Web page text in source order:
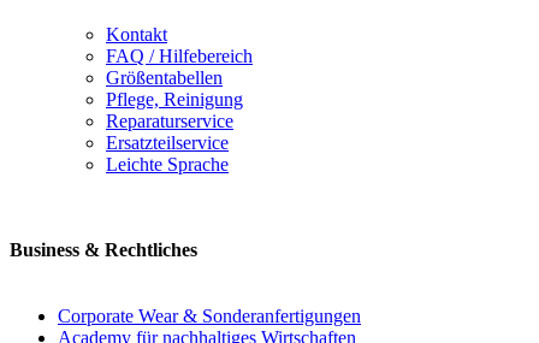
Kontakt
FAQ / Hilfebereich
Größentabellen
Pflege, Reinigung
Reparaturservice
Ersatzteilservice
Leichte Sprache
Business & Rechtliches
Corporate Wear & Sonderanfertigungen
Academy für nachhaltiges Wirtschaften